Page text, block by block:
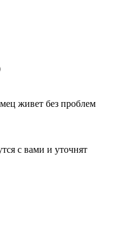
живет без проблем
с вами и уточнят